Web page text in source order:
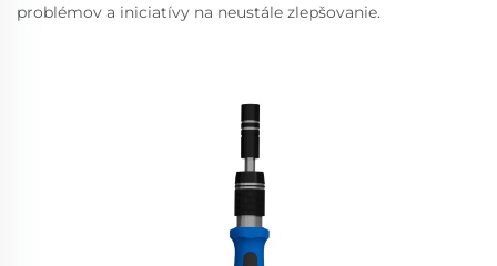
problémov a iniciatívy na neustále zlepšovanie.